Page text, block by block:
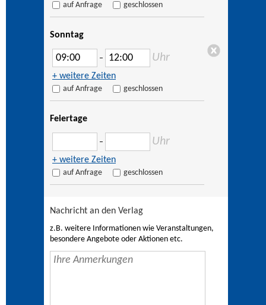
auf Anfrage geschlossen
Sonntag
– Uhr
+ weitere Zeiten
auf Anfrage geschlossen
Feiertage
– Uhr
+ weitere Zeiten
auf Anfrage geschlossen
Nachricht an den Verlag
z.B. weitere Informationen wie Veranstaltungen,
besondere Angebote oder Aktionen etc.